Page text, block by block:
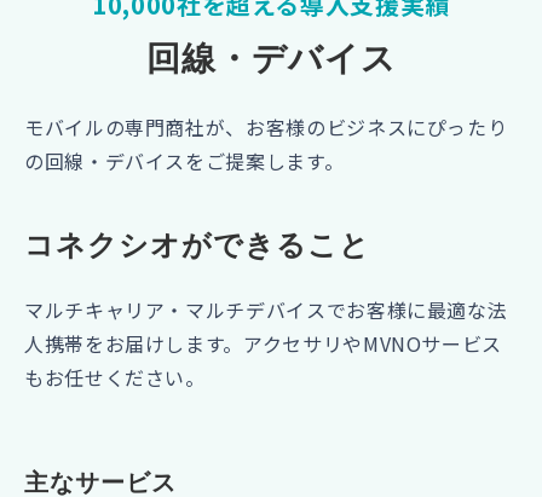
回線・デバイス
モバイルの専門商社が、お客様のビジネスにぴったり
の回線・デバイスをご提案します。
コネクシオができること
マルチキャリア・マルチデバイスでお客様に最適な法
人携帯をお届けします。アクセサリやMVNOサービス
もお任せください。
主なサービス